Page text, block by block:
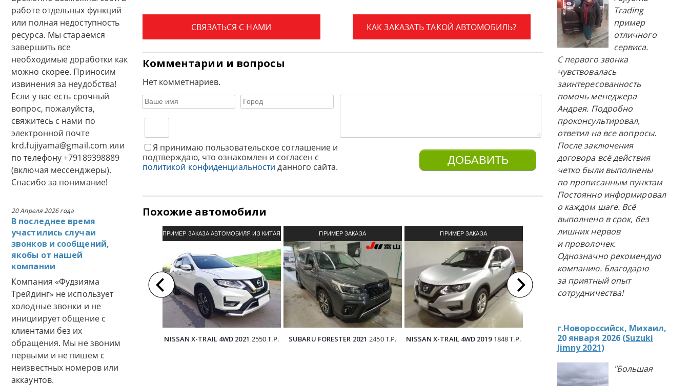
работе отдельных функций
или полная недоступность
ресурса. Мы стараемся
завершить все
необходимые доработки как
можно скорее. Приносим
извинения за неудобства!
Если у вас есть срочный
вопрос, пожалуйста,
свяжитесь с нами по
электронной почте
krd.fujiyama@gmail.com или
по телефону +79189398889
(включая мессенджеры).
Спасибо за понимание!
20 Апреля 2026 года
В последнее время
участились случаи
звонков и сообщений,
якобы от нашей
компании
Компания «Фудзияма
Трейдинг» не использует
холодные звонки и не
инициирует общение с
клиентами без их
обращения. Мы не звоним
первыми и не пишем с
неизвестных номеров или
аккаунтов.
КАК ЗАКАЗАТЬ ТАКОЙ АВТОМОБИЛЬ?
СВЯЗАТЬСЯ С НАМИ
Комментарии и вопросы
Нет комметнариев.
Я принимаю пользовательское соглашение и
подтверждаю, что ознакомлен и согласен с
политикой конфиденциальности данного сайта.
Похожие автомобили
ПРИМЕР ЗАКАЗА АВТОМОБИЛЯ ИЗ КИТАЯ
NISSAN X-TRAIL 4WD 2021 2550 Т.Р.
ПРИМЕР ЗАКАЗА
АВТОМОБИЛЯ ИЗ ЯПОНИИ
SUBARU FORESTER 2021 2450 Т.Р.
ПРИМЕР ЗАКАЗА
АВТОМОБИЛЯ ИЗ ЯПОНИИ
NISSAN X-TRAIL 4WD 2019 1848 Т.Р.
ПРИМЕР ЗАКАЗА
АВТОМОБИЛЯ ИЗ ЯПОНИИ
NISSAN X-TRAIL 4WD 2019 1832 Т.Р. NISSAN X-
Trading
пример
отличного
сервиса.
С первого звонка
чувствовалась
заинтересованность
помочь менеджера
Андрея. Подробно
проконсультировал,
ответил на все вопросы.
После заключения
договора всё действия
четко были выполнены
по прописанным пунктам
Постоянно информировал
о каждом шаге. Всё
выполнено в срок, без
лишних нервов
и проволочек.
Однозначно рекомендую
компанию. Благодарю
за приятный опыт
сотрудничества!
г.Новороссийск, Михаил,
20 января 2026 (Suzuki
Jimny 2021)
"Большая